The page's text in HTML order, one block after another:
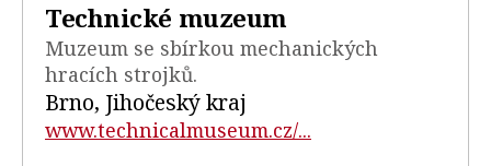
Technické muzeum
Muzeum se sbírkou mechanických
hracích strojků.
Brno, Jihočeský kraj
www.technicalmuseum.cz/...